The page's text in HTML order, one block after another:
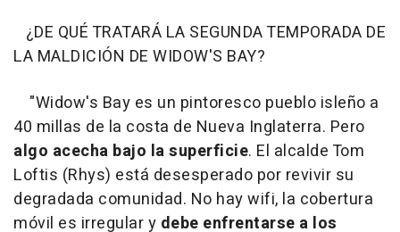
¿DE QUÉ TRATARÁ LA SEGUNDA TEMPORADA DE
LA MALDICIÓN DE WIDOW'S BAY?
"Widow's Bay es un pintoresco pueblo isleño a
40 millas de la costa de Nueva Inglaterra. Pero
algo acecha bajo la superficie. El alcalde Tom
Loftis (Rhys) está desesperado por revivir su
degradada comunidad. No hay wifi, la cobertura
móvil es irregular y debe enfrentarse a los